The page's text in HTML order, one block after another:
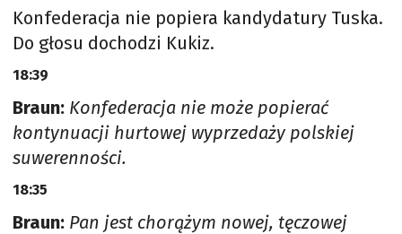
Konfederacja nie popiera kandydatury Tuska.
Do głosu dochodzi Kukiz.
18:39
Braun: Konfederacja nie może popierać
kontynuacji hurtowej wyprzedaży polskiej
suwerenności.
18:35
Braun: Pan jest chorążym nowej, tęczowej